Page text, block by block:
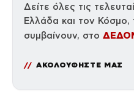
Δείτε όλες τις
Ελλάδα και τον Κόσμο,
συμβαίνουν, στο
ΑΚΟΛΟΥΘΗΣΤΕ ΜΑΣ